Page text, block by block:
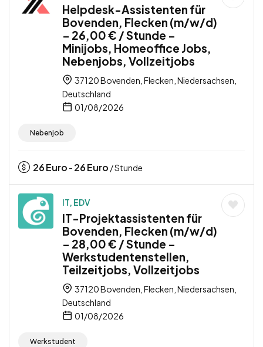
Helpdesk-Assistenten für
Bovenden, Flecken (m/w/d)
– 26,00 € / Stunde –
Minijobs, Homeoffice Jobs,
Nebenjobs, Vollzeitjobs
37120 Bovenden, Flecken, Niedersachsen,
Deutschland
01/08/2026
Nebenjob
26Euro - 26Euro / Stunde
IT, EDV
IT-Projektassistenten für
Bovenden, Flecken (m/w/d)
– 28,00 € / Stunde –
Werkstudentenstellen,
Teilzeitjobs, Vollzeitjobs
37120 Bovenden, Flecken, Niedersachsen,
Deutschland
01/08/2026
Werkstudent